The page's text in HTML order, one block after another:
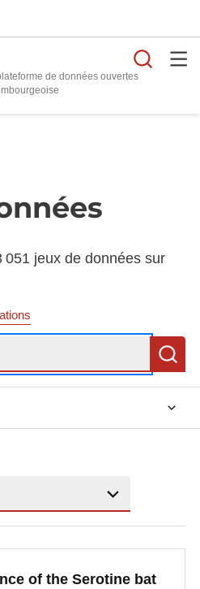
de données ouvertes
051 jeux de données sur
of the Serotine bat